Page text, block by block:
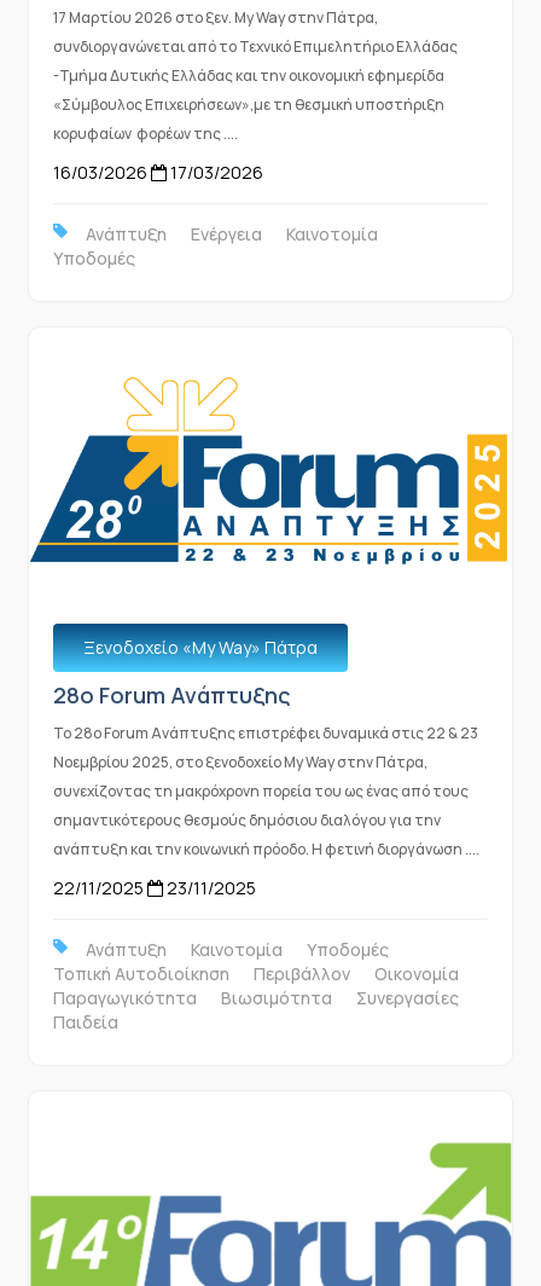
17 Μαρτίου 2026 στο ξεν. My Way στην Πάτρα,
συνδιοργανώνεται από το Τεχνικό Επιμελητήριο Ελλάδας
-Τμήμα Δυτικής Ελλάδας και την οικονομική εφημερίδα
«Σύμβουλος Επιχειρήσεων»,με τη θεσμική υποστήριξη
κορυφαίων φορέων της ....
16/03/2026 17/03/2026
Ανάπτυξη Ενέργεια
Καινοτομία
Υποδομές
Ξενοδοχείο «Μy Way» Πάτρα
28ο Forum Ανάπτυξης
Το 28ο Forum Ανάπτυξης επιστρέφει δυναμικά στις 22 & 23
Νοεμβρίου 2025, στο ξενοδοχείο My Way στην Πάτρα,
συνεχίζοντας τη μακρόχρονη πορεία του ως ένας από τους
σημαντικότερους θεσμούς δημόσιου διαλόγου για την
ανάπτυξη και την κοινωνική πρόοδο. Η φετινή διοργάνωση ....
22/11/2025 23/11/2025
Ανάπτυξη Καινοτομία
Υποδομές
Τοπική Αυτοδιοίκηση
Περιβάλλον
Οικονομία
Παραγωγικότητα
Βιωσιμότητα
Συνεργασίες
Παιδεία